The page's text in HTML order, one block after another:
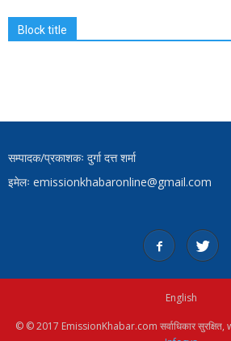
Block title
सम्पादक/प्रकाशकः दुर्गा दत्त शर्मा
इमेलः emissionkhabaronline@gmail.com
English
© © 2017 EmissionKhabar.com सर्वाधिकार